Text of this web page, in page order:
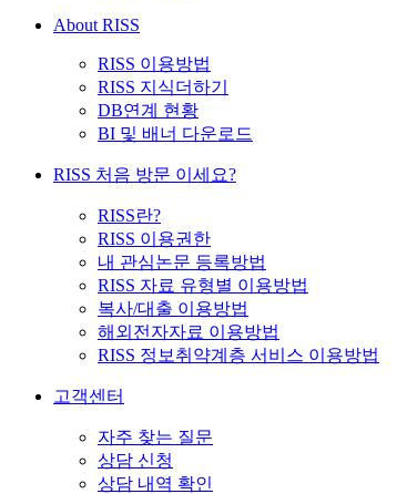
About RISS
RISS 이용방법
RISS 지식더하기
DB연계 현황
BI 및 배너 다운로드
RISS 처음 방문 이세요?
RISS란?
RISS 이용권한
내 관심논문 등록방법
RISS 자료 유형별 이용방법
복사/대출 이용방법
해외전자자료 이용방법
RISS 정보취약계층 서비스 이용방법
고객센터
자주 찾는 질문
상담 신청
상담 내역 확인